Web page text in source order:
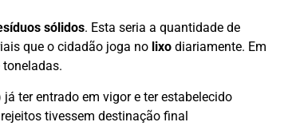
sólidos. Esta seria a quantidade de
que o cidadão joga no lixo diariamente. Em
já ter entrado em vigor e ter estabelecido
tivessem destinação final